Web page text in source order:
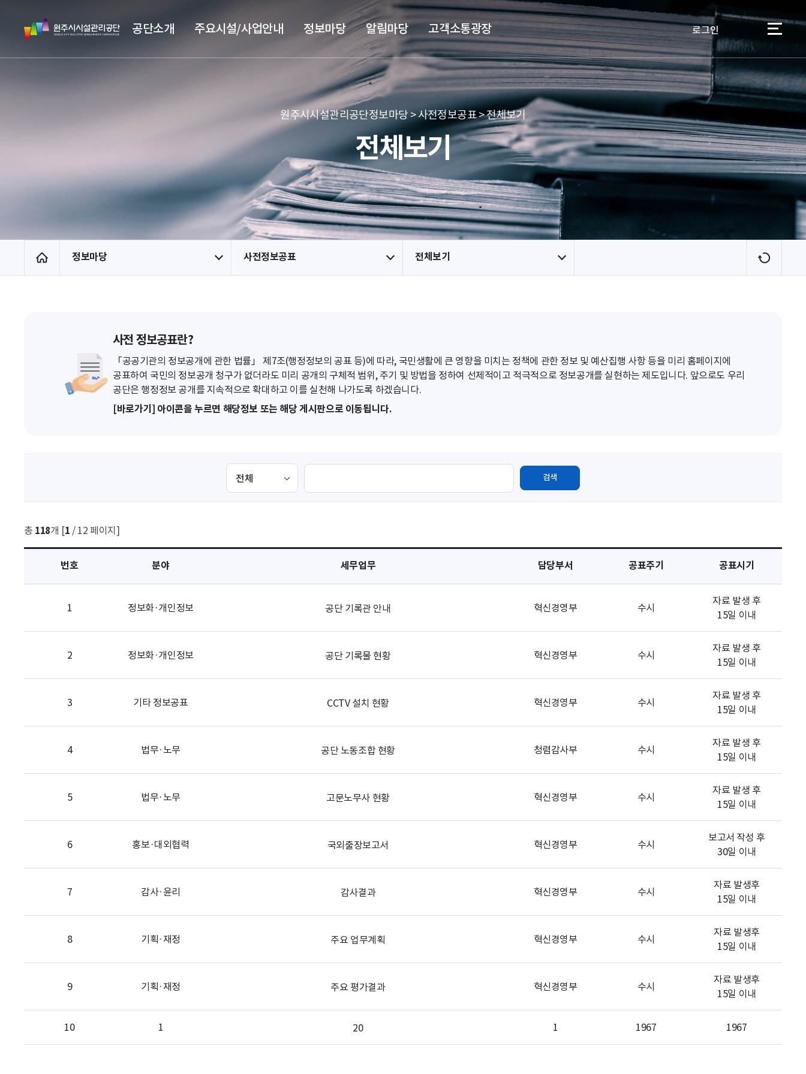
본문 바로가기
메뉴 바로가기
원
주
시
관
단
공단소개 주요시설/사업안내 정보마당 알림마당 고객소통광장 로그인 이용자
원주시시설관리공단정보마당 > 사전정보공표 > 전체보기
전체보기
홈 정보마당 사전정보공표 전체보기
새
로
사전 정보공표란?
「공공기관의 정보공개에 관한 법률」 제7조(행정정보의 공표 등)에 따라, 국민생활에 큰 영향을 미치는 정책에 관한 정보 및 예산집행 사항 등을 미리 홈페이지에
공표하여 국민의 정보공개 청구가 없더라도 미리 공개의 구체적 범위, 주기 및 방법을 정하여 선제적이고 적극적으로 정보공개를 실현하는 제도입니다. 앞으로도 우리
공단은 행정정보 공개를 지속적으로 확대하고 이를 실천해 나가도록 하겠습니다.
[바로가기] 아이콘을 누르면 해당정보 또는 해당 게시판으로 이동됩니다.
검
검색
총 118개 [1 / 12 페이지]
번호 분야 세무업무 담당부서 공표주기 공표시기
1 정보화·개인정보 공단 기록관 안내 혁신경영부 수시
자료 발생 후
15일 이내
2 정보화·개인정보 공단 기록물 현황 혁신경영부 수시
자료 발생 후
15일 이내
3 기타 정보공표 CCTV 설치 현황 혁신경영부 수시
자료 발생 후
15일 이내
4 법무·노무 공단 노동조합 현황 청렴감사부 수시
자료 발생 후
15일 이내
5 법무·노무 고문노무사 현황 혁신경영부 수시
자료 발생 후
15일 이내
6 홍보·대외협력 국외출장보고서 혁신경영부 수시
보고서 작성 후
30일 이내
7 감사·윤리 감사결과 혁신경영부 수시
자료 발생후
15일 이내
8 기획·재정 주요 업무계획 혁신경영부 수시
자료 발생후
15일 이내
9 기획·재정 주요 평가결과 혁신경영부 수시
자료 발생후
15일 이내
10 1 20 1 1967 1967